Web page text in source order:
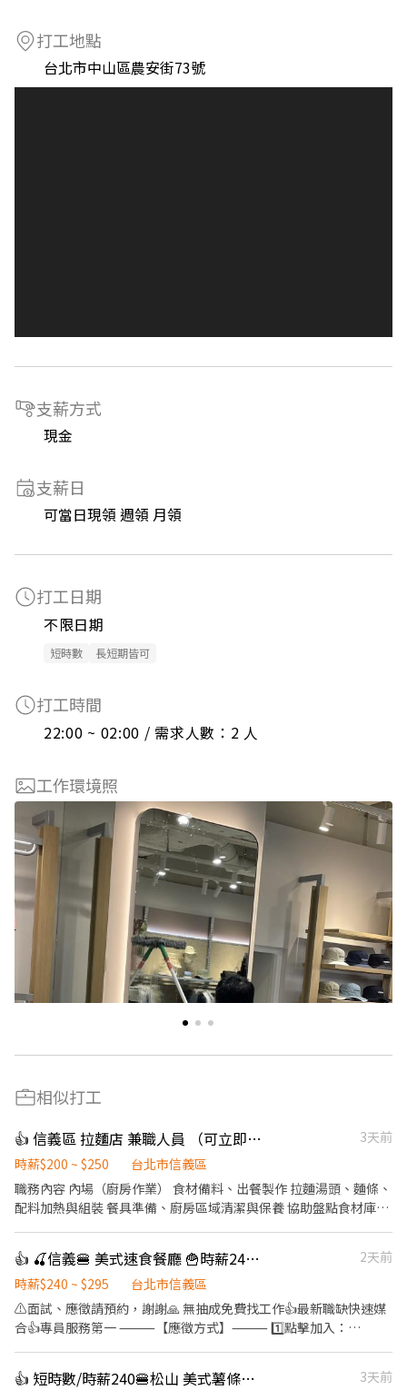
打工地點
台北市中山區農安街73號
支薪方式
現金
支薪日
可當日現領 週領 月領
打工日期
不限日期
短時數 長短期皆可
打工時間
22:00 ~ 02:00 / 需求人數：2 人
工作環境照
相似打工
👍 信義區 拉麵店 兼職人員 （可立即上工）
3天前
時薪$200 ~ $250
台北市信義區
職務內容 內場（廚房作業） 食材備料、出餐製作 拉麵湯頭、麵條、
配料加熱與組裝 餐具準備、廚房區域清潔與保養 協助盤點食材庫存
款待服務文化。 上班時間 A班 11 ：00 - 16 ：00 B班 18：00 - 23：
00 C班 23：00 - 02：30 （每週給班至少3日唷） 1. 熱鬧市中心地帶
2. 捷運站 好近好便利 3. 面試倘若通過 可立即安排上工 面試地點：
台北市中正區臨沂街3巷1號 網站參考： https://chikumo-
於面試時詳細說明 ◎請赴約面試者，攜帶履歷供主管當場審閱
👍 🍒信義🍔 美式速食餐廳 🍟時薪240-295🌭時數穩定
2天前
時薪$240 ~ $295
台北市信義區
⚠️面試、應徵請預約，謝謝🙏 無抽成免費找工作👍最新職缺快速媒
合👍專員服務第一 ⸻【應徵方式】⸻ 1️⃣點擊加入：
⸻⸻⸻⸻ ✅工作內容：(內外場都會接觸) 收銀點
👍 短時數/時薪240🍔松山 美式薯條漢堡堡🍔免輪班/無經驗可 3天前